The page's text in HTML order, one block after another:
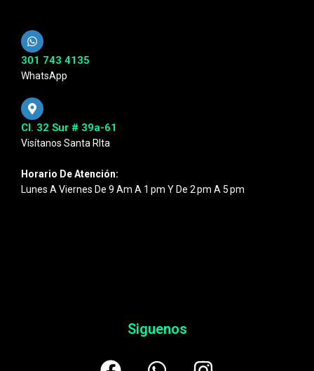
301 743 4135
WhatsApp
Cl. 32 Sur # 39a-61
Visítanos Santa RIta
Horario De Atención:
Lunes A Viernes De 9 Am A 1 Pm Y De 2 Pm A 5 Pm
Siguenos